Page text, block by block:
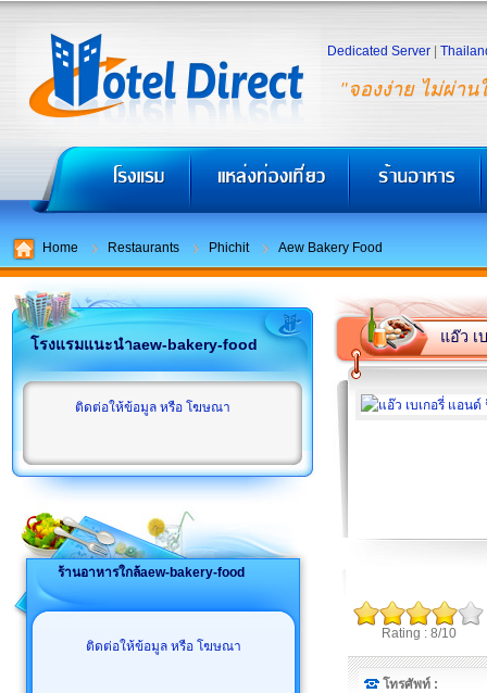
"จองง่าย ไม่ผ่าน
Dedicated Server
Home Restaurants Phichit Aew Bakery Food
โรงแรมแนะนำaew-bakery-food
ติดต่อให้ข้อมูล หรือ โฆษณา
ร้านอาหารใกล้aew-bakery-food
ติดต่อให้ข้อมูล หรือ โฆษณา
แอ๊ว เ
Rating : 8/10
โทรศัพท์ :